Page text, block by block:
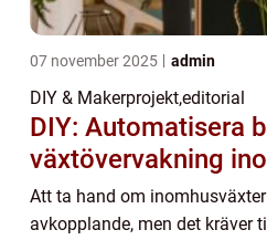
07 november 2025 admin
DIY & Makerprojekt,editorial
DIY: Automatisera
växtövervakning
Att ta hand om
avkopplande, men det kräver